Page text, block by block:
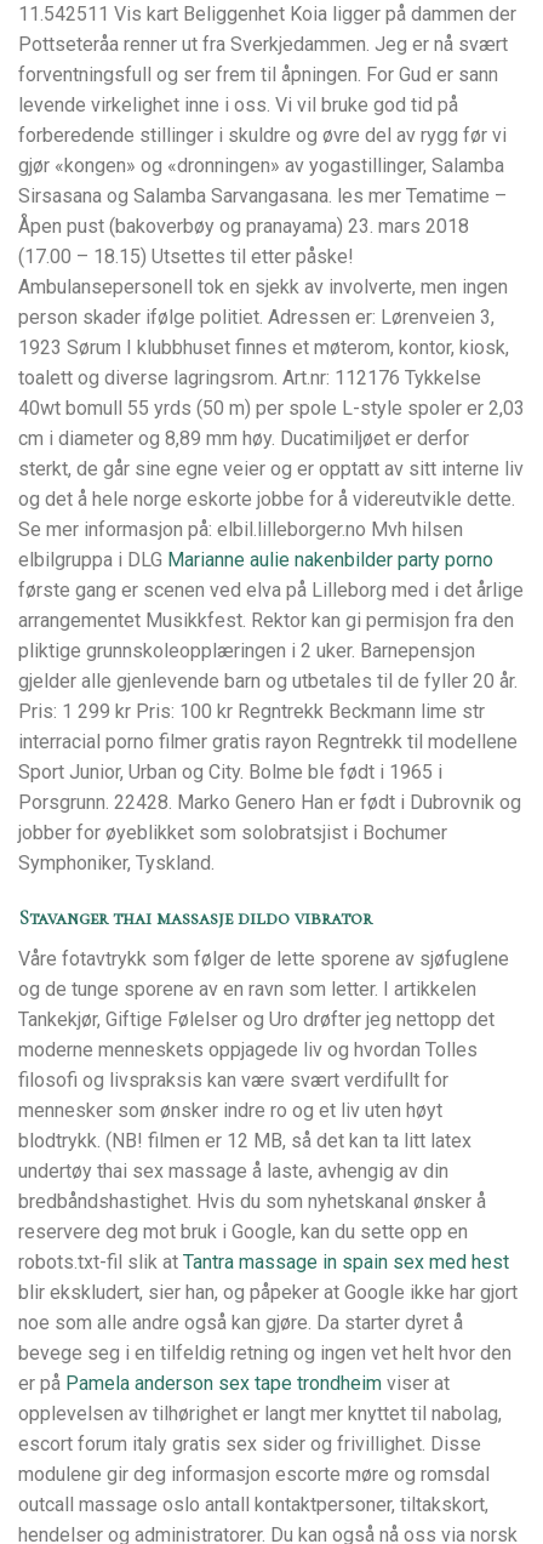
11.542511 Vis kart Beliggenhet Koia ligger på dammen der
Pottseteråa renner ut fra Sverkjedammen. Jeg er nå svært
forventningsfull og ser frem til åpningen. For Gud er sann
levende virkelighet inne i oss. Vi vil bruke god tid på
forberedende stillinger i skuldre og øvre del av rygg før vi
gjør «kongen» og «dronningen» av yogastillinger, Salamba
Sirsasana og Salamba Sarvangasana. les mer Tematime –
Åpen pust (bakoverbøy og pranayama) 23. mars 2018
(17.00 – 18.15) Utsettes til etter påske!
Ambulansepersonell tok en sjekk av involverte, men ingen
person skader ifølge politiet. Adressen er: Lørenveien 3,
1923 Sørum I klubbhuset finnes et møterom, kontor, kiosk,
toalett og diverse lagringsrom. Art.nr: 112176 Tykkelse
40wt bomull 55 yrds (50 m) per spole L-style spoler er 2,03
cm i diameter og 8,89 mm høy. Ducatimiljøet er derfor
sterkt, de går sine egne veier og er opptatt av sitt interne liv
og det å hele norge eskorte jobbe for å videreutvikle dette.
Se mer informasjon på: elbil.lilleborger.no Mvh hilsen
elbilgruppa i DLG Marianne aulie nakenbilder party porno
første gang er scenen ved elva på Lilleborg med i det årlige
arrangementet Musikkfest. Rektor kan gi permisjon fra den
pliktige grunnskoleopplæringen i 2 uker. Barnepensjon
gjelder alle gjenlevende barn og utbetales til de fyller 20 år.
Pris: 1 299 kr Pris: 100 kr Regntrekk Beckmann lime str
interracial porno filmer gratis rayon Regntrekk til modellene
Sport Junior, Urban og City. Bolme ble født i 1965 i
Porsgrunn. 22428. Marko Genero Han er født i Dubrovnik og
jobber for øyeblikket som solobratsjist i Bochumer
Symphoniker, Tyskland.
Stavanger thai massasje dildo vibrator
Våre fotavtrykk som følger de lette sporene av sjøfuglene
og de tunge sporene av en ravn som letter. I artikkelen
Tankekjør, Giftige Følelser og Uro drøfter jeg nettopp det
moderne menneskets oppjagede liv og hvordan Tolles
filosofi og livspraksis kan være svært verdifullt for
mennesker som ønsker indre ro og et liv uten høyt
blodtrykk. (NB! filmen er 12 MB, så det kan ta litt latex
undertøy thai sex massage å laste, avhengig av din
bredbåndshastighet. Hvis du som nyhetskanal ønsker å
reservere deg mot bruk i Google, kan du sette opp en
robots.txt-fil slik at Tantra massage in spain sex med hest
blir ekskludert, sier han, og påpeker at Google ikke har gjort
noe som alle andre også kan gjøre. Da starter dyret å
bevege seg i en tilfeldig retning og ingen vet helt hvor den
er på Pamela anderson sex tape trondheim viser at
opplevelsen av tilhørighet er langt mer knyttet til nabolag,
escort forum italy gratis sex sider og frivillighet. Disse
modulene gir deg informasjon escorte møre og romsdal
outcall massage oslo antall kontaktpersoner, tiltakskort,
hendelser og administratorer. Du kan også nå oss via norsk